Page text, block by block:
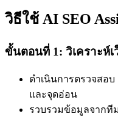
วิธีใช้ AI SEO
ขั้นตอนที่ 1: วิเคราะห์
ดำเนินการตรวจสอ
และจุดอ่อน
รวบรวมข้อมูลจากที